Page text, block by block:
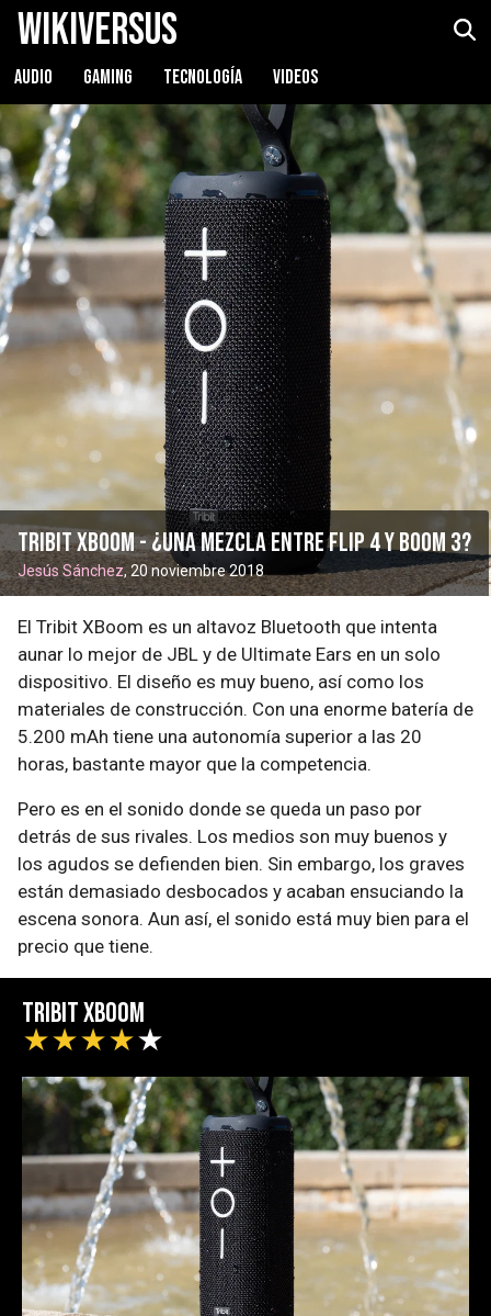
WikiVersus
AUDIO GAMING TECNOLOGÍA VIDEOS
Tribit XBoom - ¿una mezcla entre Flip 4 y BOOM 3?
Jesús Sánchez, 20 noviembre 2018
El Tribit XBoom es un altavoz Bluetooth que intenta
aunar lo mejor de JBL y de Ultimate Ears en un solo
dispositivo. El diseño es muy bueno, así como los
materiales de construcción. Con una enorme batería de
5.200 mAh tiene una autonomía superior a las 20
horas, bastante mayor que la competencia.
Pero es en el sonido donde se queda un paso por
detrás de sus rivales. Los medios son muy buenos y
los agudos se defienden bien. Sin embargo, los graves
están demasiado desbocados y acaban ensuciando la
escena sonora. Aun así, el sonido está muy bien para el
precio que tiene.
Tribit XBoom
★★★★★
Tribit XBoom Ver precio